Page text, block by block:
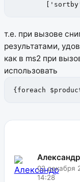
т.е. при вызове
результатами,
как в ms2 при
использовать
{foreach
Александр
02 декабря
14:28